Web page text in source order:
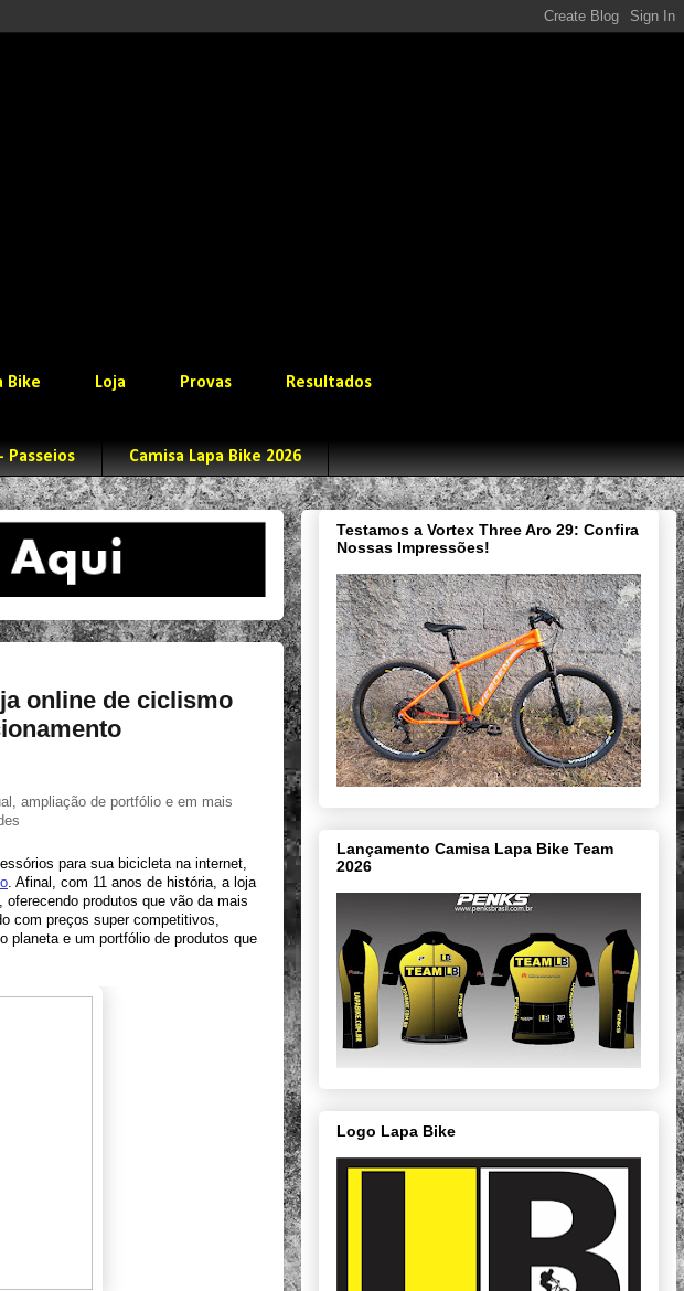
Bike Loja Provas Resultados
Passeios Camisa Lapa Bike 2026
online de ciclismo
ampliação de portfólio e em mais
para sua bicicleta na internet,
. Afinal, com 11 anos de história, a loja
produtos que vão da mais
com preços super competitivos,
planeta e um portfólio de produtos que
Testamos a Vortex Three Aro 29: Confira
Nossas Impressões!
Lançamento Camisa Lapa Bike Team
2026
Logo Lapa Bike